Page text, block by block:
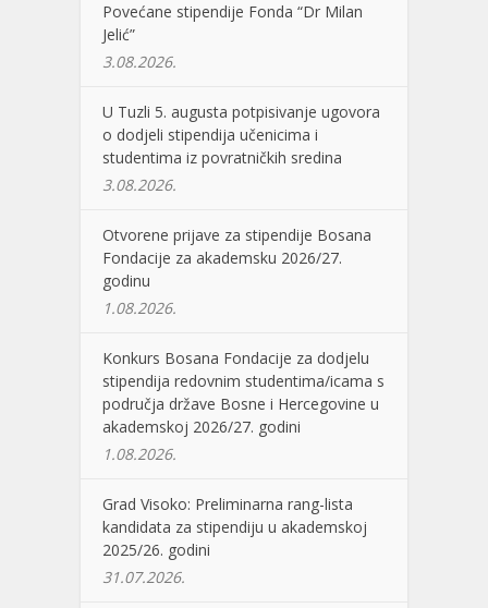
Povećane stipendije Fonda “Dr Milan
Jelić”
3.08.2026.
U Tuzli 5. augusta potpisivanje ugovora
o dodjeli stipendija učenicima i
studentima iz povratničkih sredina
3.08.2026.
Otvorene prijave za stipendije Bosana
Fondacije za akademsku 2026/27.
godinu
1.08.2026.
Konkurs Bosana Fondacije za dodjelu
stipendija redovnim studentima/icama s
područja države Bosne i Hercegovine u
akademskoj 2026/27. godini
1.08.2026.
Grad Visoko: Preliminarna rang-lista
kandidata za stipendiju u akademskoj
2025/26. godini
31.07.2026.